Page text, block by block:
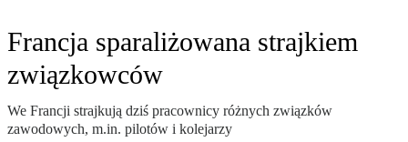
Francja sparaliżowana strajkiem
związkowców
We Francji strajkują dziś pracownicy różnych związków
zawodowych, m.in. pilotów i kolejarzy